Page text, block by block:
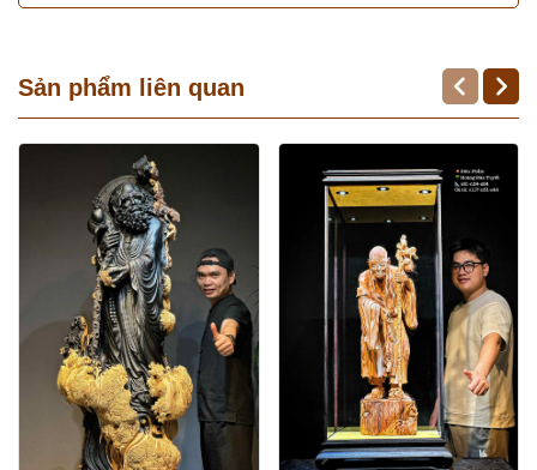
Sản phẩm liên quan